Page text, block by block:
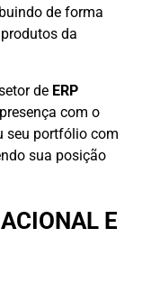
de forma
da
de ERP
com o
seu portfólio com
sua posição
E